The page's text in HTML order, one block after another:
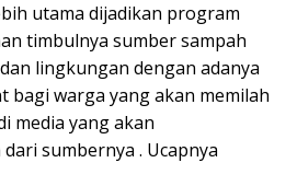
utama dijadikan program
timbulnya sumber sampah
lingkungan dengan adanya
bagi warga yang akan memilah
media yang akan
sumbernya . Ucapnya